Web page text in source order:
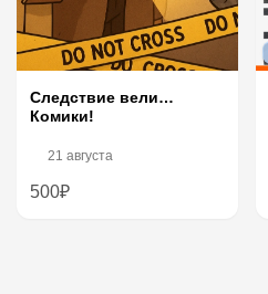
Следствие вели…
Комики!
21 августа
500₽